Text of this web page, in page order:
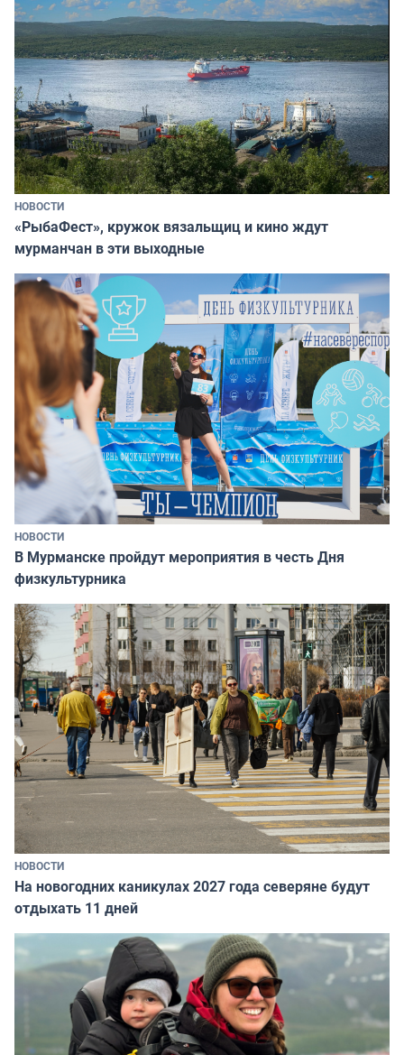
НОВОСТИ
«РыбаФест», кружок вязальщиц и кино ждут
мурманчан в эти выходные
НОВОСТИ
В Мурманске пройдут мероприятия в честь Дня
физкультурника
НОВОСТИ
На новогодних каникулах 2027 года северяне будут
отдыхать 11 дней